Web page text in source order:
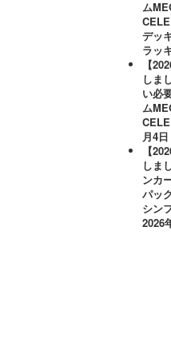
ム
デッ
ラッ
【
しま
い必
ム
月4日
【
しま
ンカ
パッ
シン
2026